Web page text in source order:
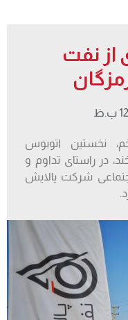
از نفت
ب.ظ
نخستین اتوبوس
در راستای تداوم و
شرکت پالایش